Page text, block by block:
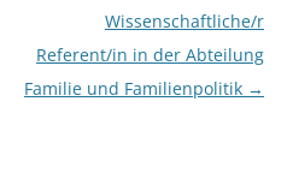
Wissenschaftliche/r
Referent/in in der Abteilung
Familie und Familienpolitik →